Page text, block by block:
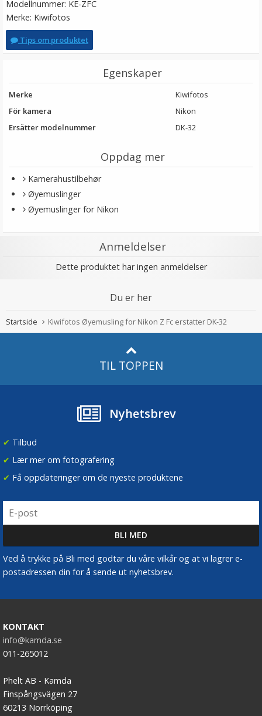
Modellnummer: KE-ZFC
Merke: Kiwifotos
Tips om produktet
Egenskaper
Merke
Kiwifotos
För kamera
Nikon
Ersätter modelnummer
DK-32
Oppdag mer
Kamerahustilbehør
Øyemuslinger
Øyemuslinger for Nikon
Anmeldelser
Dette produktet har ingen anmeldelser
Du er her
Startside Kiwifotos Øyemusling for Nikon Z Fc erstatter DK-32
TIL TOPPEN
Nyhetsbrev
✔ Tilbud
✔ Lær mer om fotografering
✔ Få oppdateringer om de nyeste produktene
Ved å trykke på Bli med godtar du våre vilkår og at vi lagrer e-
postadressen din for å sende ut nyhetsbrev.
KONTAKT
info@kamda.se
011-265012
Phelt AB - Kamda
Finspångsvägen 27
60213 Norrköping